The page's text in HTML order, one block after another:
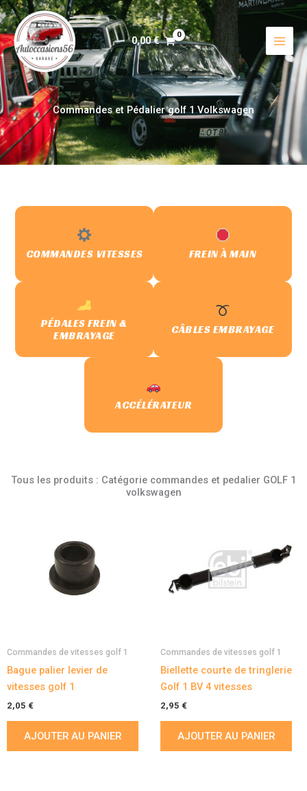
Aller
au
contenu
0,00€
Commandes et Pédalier golf 1 Volkswagen
COMMANDES VITESSES FREIN À MAIN
PÉDALES FREIN &
EMBRAYAGE
CÂBLES EMBRAYAGE
ACCÉLÉRATEUR
Tous les produits : Catégorie commandes et pedalier GOLF 1
volkswagen
Commandes de vitesses golf 1
Bague palier levier de
vitesses golf 1
2,05 €
AJOUTER AU PANIER
Commandes de vitesses golf 1
Biellette courte de tringlerie
Golf 1 BV 4 vitesses
2,95 €
AJOUTER AU PANIER